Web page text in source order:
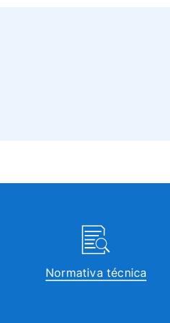
Normativa técnica